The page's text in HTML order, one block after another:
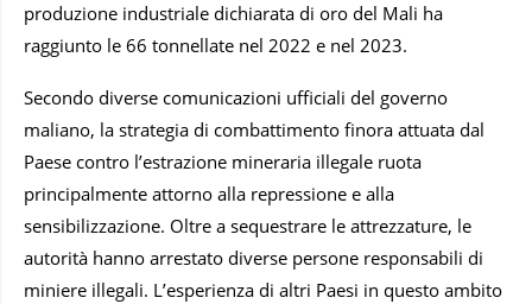
produzione industriale dichiarata di oro del Mali ha
raggiunto le 66 tonnellate nel 2022 e nel 2023.
Secondo diverse comunicazioni ufficiali del governo
maliano, la strategia di combattimento finora attuata dal
Paese contro l’estrazione mineraria illegale ruota
principalmente attorno alla repressione e alla
sensibilizzazione. Oltre a sequestrare le attrezzature, le
autorità hanno arrestato diverse persone responsabili di
miniere illegali. L’esperienza di altri Paesi in questo ambito